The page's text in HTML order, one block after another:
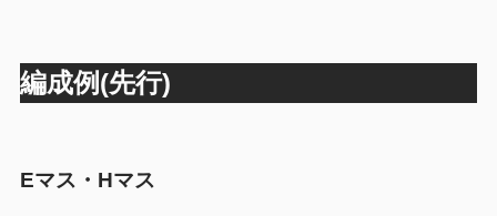
編成例(先行)
Eマス・Hマス